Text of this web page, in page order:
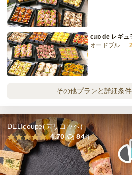
cup de レギュ
オードブル
cup de プレミ
オードブル
ローストビー
オードブル
その他プランと詳細条
DELIcoupe(デリコッペ)
4.70
84件